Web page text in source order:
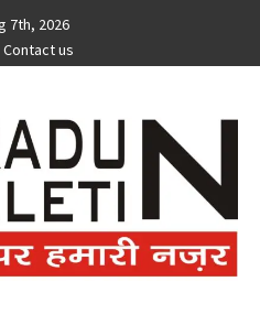
7th, 2026
Contact us